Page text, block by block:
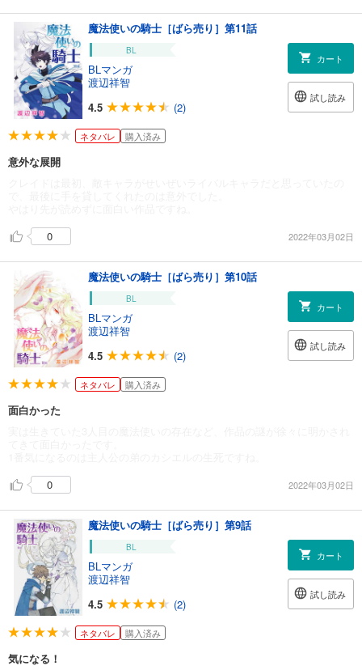
魔法使いの騎士［ばら売り］第11話
BL
BLマンガ
渡辺祥智
4.5
(2)
カート
試し読み
ネタバレ 購入済み
意外な展開
0
2022年03月02日
魔法使いの騎士［ばら売り］第10話
BL
BLマンガ
渡辺祥智
4.5
(2)
カート
試し読み
ネタバレ 購入済み
面白かった
0
2022年03月02日
魔法使いの騎士［ばら売り］第9話
BL
BLマンガ
渡辺祥智
4.5
(2)
カート
試し読み
ネタバレ 購入済み
気になる！